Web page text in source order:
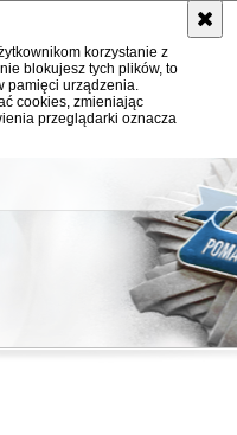
korzystanie z
blokujesz tych plików, to
pamięci urządzenia.
cookies, zmieniając
przeglądarki oznacza